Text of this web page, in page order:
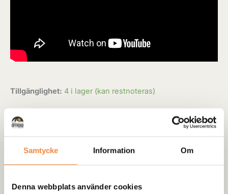
Samtycke Information Om
Denna webbplats använder cookies
Tillgänglighet: 4 i lager (kan restnoteras)
-
Lagervara: